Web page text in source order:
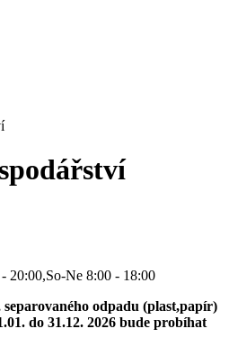
20:00,So-Ne 8:00 - 18:00
odpadu (plast,papír)
do 31.12. 2026 bude probíhat